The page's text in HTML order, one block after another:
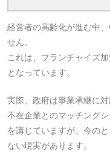
経営者の高齢化が進む中
せん。
これは、フランチャイズ
となっています。
実際、政府は事業承継に
不在企業とのマッチング
を講じていますが、今の
ない現実があります。